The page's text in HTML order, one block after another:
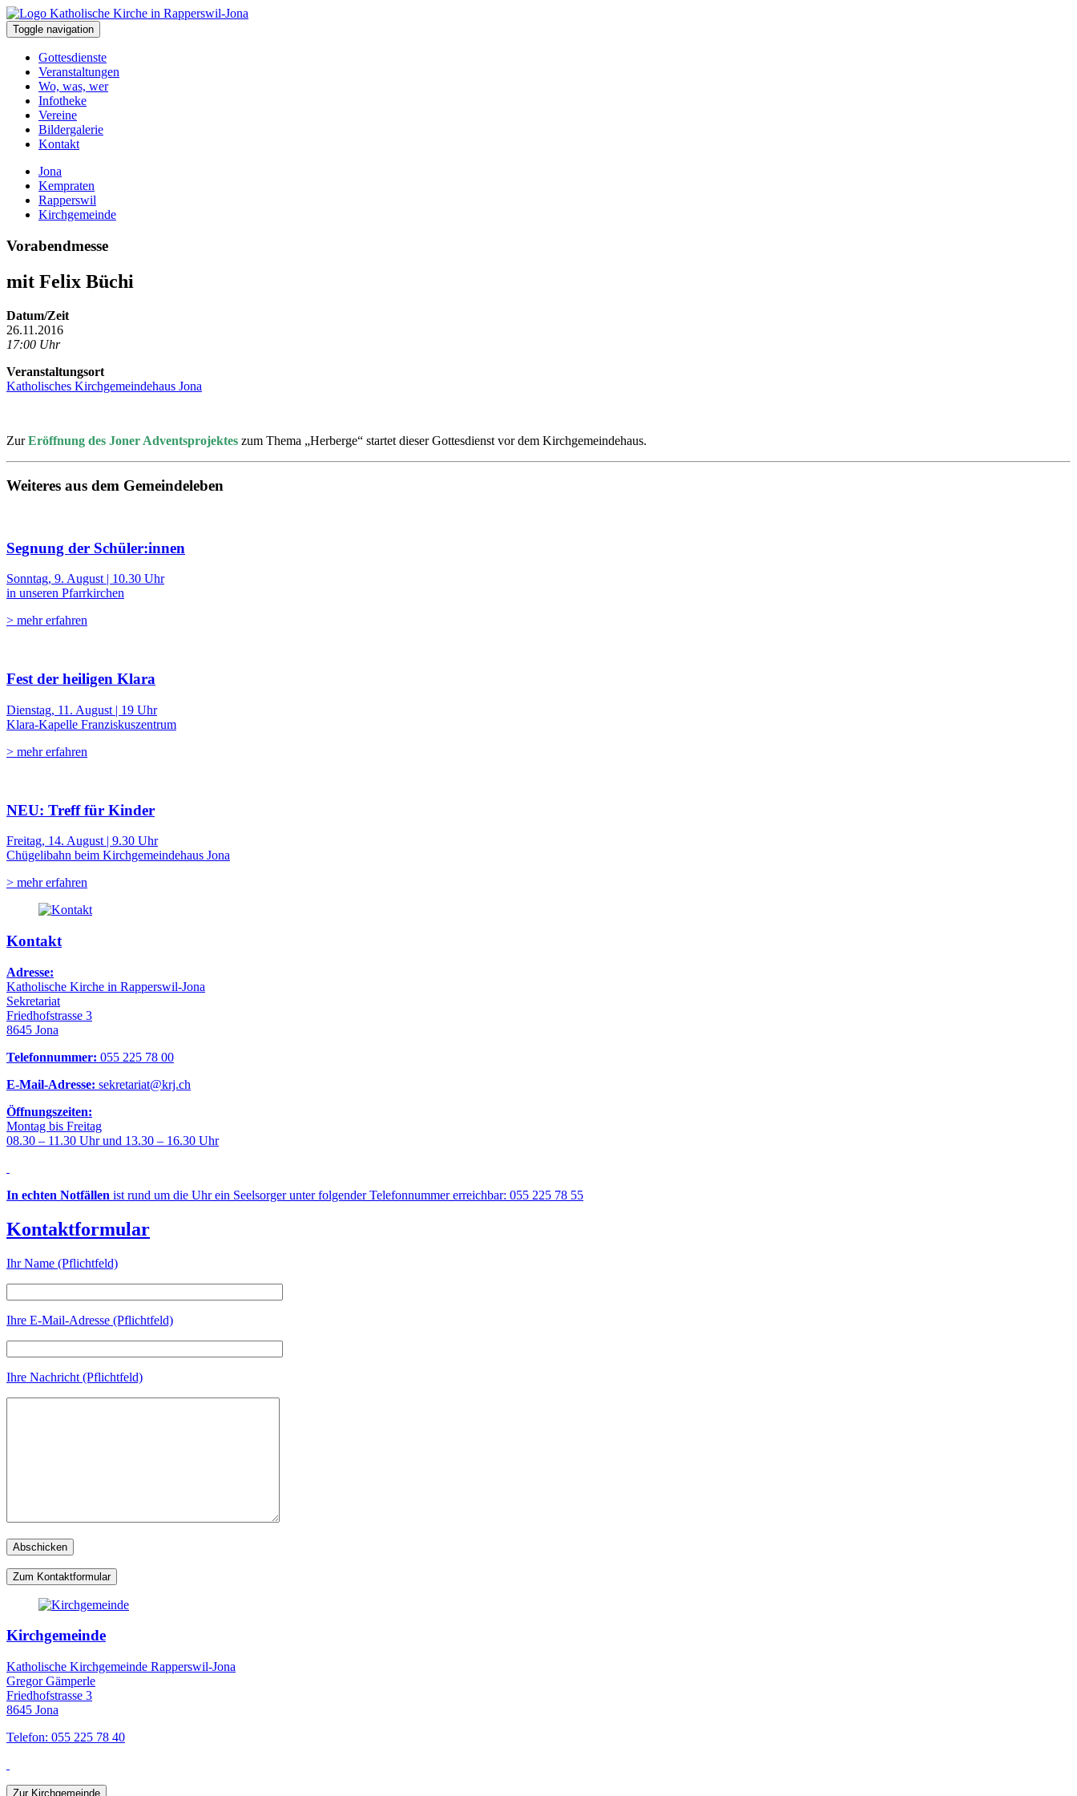
Toggle navigation
Gottesdienste
Veranstaltungen
Wo, was, wer
Infotheke
Vereine
Bildergalerie
Kontakt
Jona
Kempraten
Rapperswil
Kirchgemeinde
Vorabendmesse
mit Felix Büchi
Datum/Zeit
26.11.2016
17:00 Uhr
Veranstaltungsort
Katholisches Kirchgemeindehaus Jona
ZurEröffnung des Joner Adventsprojektes zum Thema „Herberge“ startet dieser Gottesdienst vor dem Kirchgemeindehaus.
Weiteres aus dem Gemeindeleben
Segnung der Schüler:innen
Sonntag, 9. August | 10.30 Uhr
in unseren Pfarrkirchen
> mehr erfahren
Fest der heiligen Klara
Dienstag, 11. August | 19 Uhr
Klara-Kapelle Franziskuszentrum
> mehr erfahren
NEU: Treff für Kinder
Freitag, 14. August | 9.30 Uhr
Chügelibahn beim Kirchgemeindehaus Jona
> mehr erfahren
Kontakt
Adresse:
Katholische Kirche in Rapperswil-Jona
Sekretariat
Friedhofstrasse 3
8645 Jona
Telefonnummer: 055 225 78 00
E-Mail-Adresse: sekretariat@krj.ch
Öffnungszeiten:
Montag bis Freitag
08.30 – 11.30 Uhr und 13.30 – 16.30 Uhr
In echten Notfällen ist rund um die Uhr ein Seelsorger unter folgender Telefonnummer erreichbar: 055 225 78 55
Kontaktformular
Ihr Name (Pflichtfeld)
Ihre E-Mail-Adresse (Pflichtfeld)
Ihre Nachricht (Pflichtfeld)
Zum Kontaktformular
Kirchgemeinde
Katholische Kirchgemeinde Rapperswil-Jona
Gregor Gämperle
Friedhofstrasse 3
8645 Jona
Telefon: 055 225 78 40
Zur Kirchgemeinde